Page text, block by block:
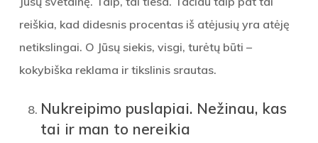
reiškia, kad didesnis procentas iš atėjusių yra atėję
netikslingai. O Jūsų siekis, visgi, turėtų būti –
kokybiška reklama ir tikslinis srautas.
Nukreipimo puslapiai. Nežinau, kas
tai ir man to nereikia